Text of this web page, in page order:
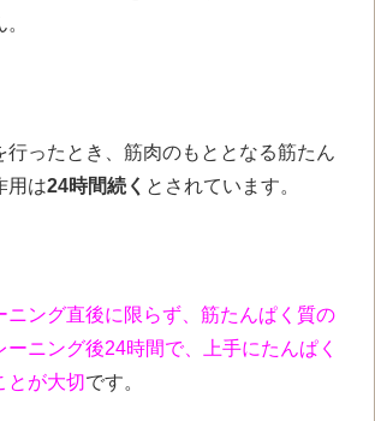
行ったとき、筋肉のもととなる筋たん
用は24時間続く とされています。
ニング直後に限らず、筋たんぱく質の
ーニング後24時間で、上手にたんぱく
とが大切です。